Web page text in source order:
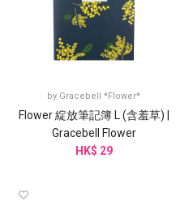
by Gracebell *Flower*
Flower 綻放筆記簿 L (含羞草) |
Gracebell Flower
HK$ 29